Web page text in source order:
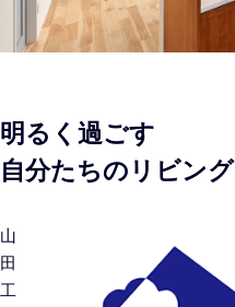
明るく過ごす
自分たちのリビング
山
田
工